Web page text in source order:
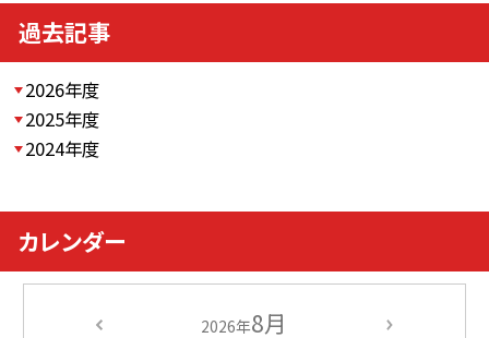
過去記事
2026年度
2025年度
2024年度
カレンダー
2026年8月